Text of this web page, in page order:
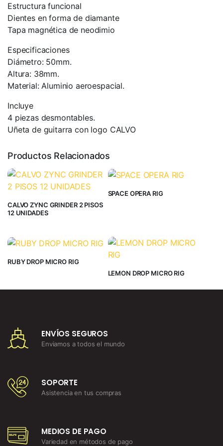
Estructura funcional
Dientes en forma de diamante
Tapa magnética de neodimio
Especificaciones
Diámetro: 50mm.
Altura: 38mm.
Material: Aluminio aeroespacial.
Incluye
4 piezas desmontables.
Uñeta de guitarra con logo CALVO
Productos Relacionados
CALVO ZYNC GRINDER 2 PISOS
12 UNIDADES
SPACE OPERA RIG
RUBY DROP MICRO RIG
LEMON DROP MICRO RIG
ENVÍOS SEGUROS
Enviamos a todos el mundo
SOPORTE
Asistencia en tus compras
MEDIOS DE PAGO
Variedad en métodos de pago